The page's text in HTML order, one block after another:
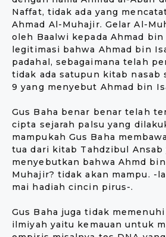
Naffat, tidak ada yang
Ahmad Al-Muhajir. Gelar Al-
oleh Baalwi kepada Ahmad bin
legitimasi bahwa Ahmad bin
padahal, sebagaimana telah
tidak ada satupun kitab nasab
9 yang menyebut Ahmad bin
Gus Baha benar benar telah
cipta sejarah palsu yang
mampukah Gus Baha
tua dari kitab Tahdzibul Ansab
menyebutkan bahwa Ahmd
Muhajir? tidak akan mampu. -
mai hadiah cincin pirus-.
Gus Baha juga tidak
ilmiyah yaitu kemauan untuk